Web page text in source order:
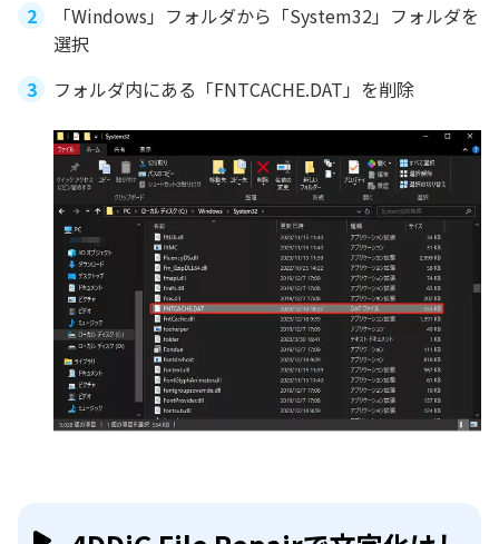
「Windows」フォルダから「System32」フォルダを
選択
フォルダ内にある「FNTCACHE.DAT」を削除